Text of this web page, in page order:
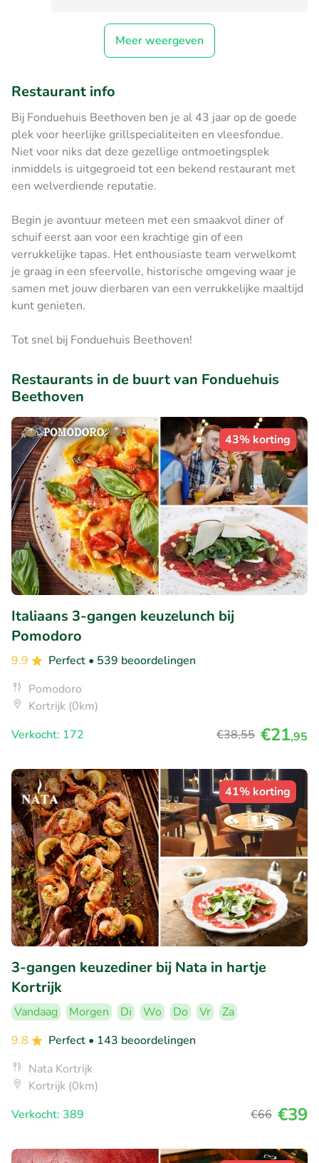
Meer weergeven
Restaurant info
Bij Fonduehuis Beethoven ben je al 43 jaar op de goede
plek voor heerlijke grillspecialiteiten en vleesfondue.
Niet voor niks dat deze gezellige ontmoetingsplek
inmiddels is uitgegroeid tot een bekend restaurant met
een welverdiende reputatie.
Begin je avontuur meteen met een smaakvol diner of
schuif eerst aan voor een krachtige gin of een
verrukkelijke tapas. Het enthousiaste team verwelkomt
je graag in een sfeervolle, historische omgeving waar je
samen met jouw dierbaren van een verrukkelijke maaltijd
kunt genieten.
Tot snel bij Fonduehuis Beethoven!
Restaurants in de buurt van Fonduehuis
Beethoven
43% korting
Italiaans 3-gangen keuzelunch bij
Pomodoro
9.9 Perfect • 539 beoordelingen
Pomodoro
Kortrijk (0km)
Verkocht: 172
€38,55 €21,95
41% korting
3-gangen keuzediner bij Nata in hartje
Kortrijk
Vandaag Morgen Di Wo Do Vr
Za
9.8
Perfect • 143 beoordelingen
Nata Kortrijk
Kortrijk (0km)
Verkocht: 389
€66 €39